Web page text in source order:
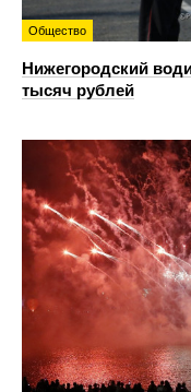
Общество
Нижегородский
тысяч рублей